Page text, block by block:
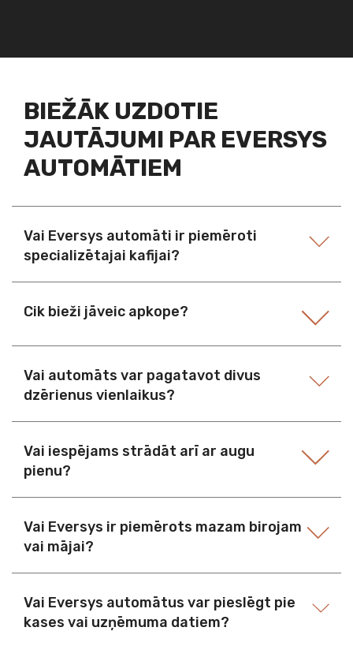
BIEŽĀK UZDOTIE
JAUTĀJUMI PAR EVERSYS
AUTOMĀTIEM
Vai Eversys automāti ir piemēroti
specializētajai kafijai?
Cik bieži jāveic apkope?
Vai automāts var pagatavot divus
dzērienus vienlaikus?
Vai iespējams strādāt arī ar augu
pienu?
Vai Eversys ir piemērots mazam birojam
vai mājai?
Vai Eversys automātus var pieslēgt pie
kases vai uzņēmuma datiem?